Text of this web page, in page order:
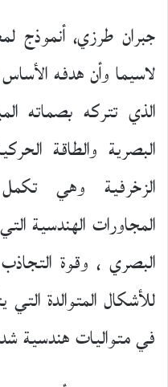
جبران طرزي، أنموذج
لاسيما وأن هدفه
الذي تتركه بصماته
البصرية والطاقة
الزخرفية وهي تكمل
المجاورات الهندسية
البصري ، وقوة
للأشكال المتوالدة
في متواليات هندسية